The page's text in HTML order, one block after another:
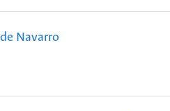
Navarro